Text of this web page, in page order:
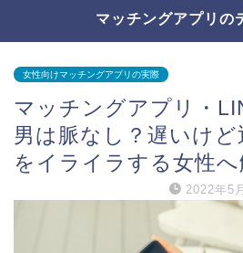
マッチングアプリの
女性向けマッチングアプリの実際
マッチングアプリ・
男は脈なし？遅いけ
をイライラする女性へ
2022年5